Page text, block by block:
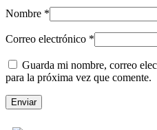
Nombre *
Correo electrónico *
Guarda mi nombre, correo
para la próxima vez que comente.